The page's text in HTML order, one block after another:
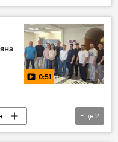
0:51
Еще 2